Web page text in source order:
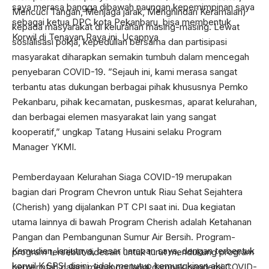
Mencuci Tangan, Menjaga jarak, Menghindari Keramaian)
kepada masyarakat di kelurahan masing-masing. Lewat
sosialisasi pokja, kepedulian bersama dan partisipasi
masyarakat diharapkan semakin tumbuh dalam mencegah
penyebaran COVID-19. ”Sejauh ini, kami merasa sangat
terbantu atas dukungan berbagai pihak khususnya Pemko
Pekanbaru, pihak kecamatan, puskesmas, aparat kelurahan,
dan berbagai elemen masyarakat lain yang sangat
kooperatif,” ungkap Tatang Husaini selaku Program
Manager YKMI.
Pemberdayaan Kelurahan Siaga COVID-19 merupakan
bagian dari Program Chevron untuk Riau Sehat Sejahtera
(Cherish) yang dijalankan PT CPI saat ini. Dua kegiatan
utama lainnya di bawah Program Cherish adalah Ketahanan
Pangan dan Pembangunan Sumur Air Bersih. Program-
program tersebut didesain untuk turut mendukung program
Kemudian, lanjutnya, besar harapan saya, dengan terbentuk
korwil K SPSI disini, tidak menutup kemungkinan akan
di kota Pekanbaru. yang akan membuat organisasi KSPSI ini
menjadi besar dan merubah image dan penilaian sebagian
masyarakat, yang selama ini mengatakan, bahwa K SPSI ini
adalah organisasi preman. tambahnya
” Disini perlu saya sampaikan, bahwa SPSI bukanlah